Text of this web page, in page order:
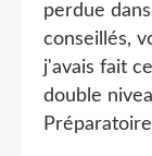
perdue
conseillés,
j'avais fait
double